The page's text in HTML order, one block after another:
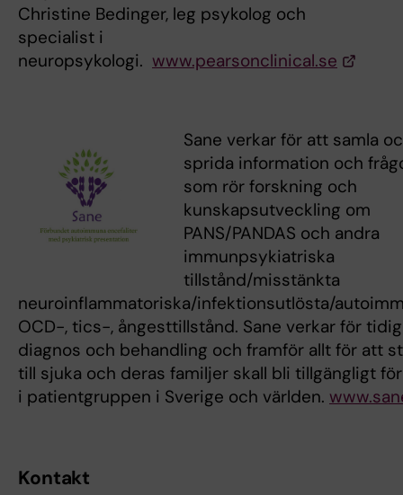
Christine Bedinger, leg psykolog och
specialist i
neuropsykologi. www.pearsonclinical.se
Sane verkar för att samla
sprida information och
som rör forskning och
kunskapsutveckling om
PANS/PANDAS och andra
immunpsykiatriska
tillstånd/misstänkta
neuroinflammatoriska/infektionsutlösta/
OCD-, tics-, ångesttillstånd. Sane verkar för tidig
diagnos och behandling och framför allt för att
till sjuka och deras familjer skall bli tillgängligt
i patientgruppen i Sverige och världen.
Kontakt